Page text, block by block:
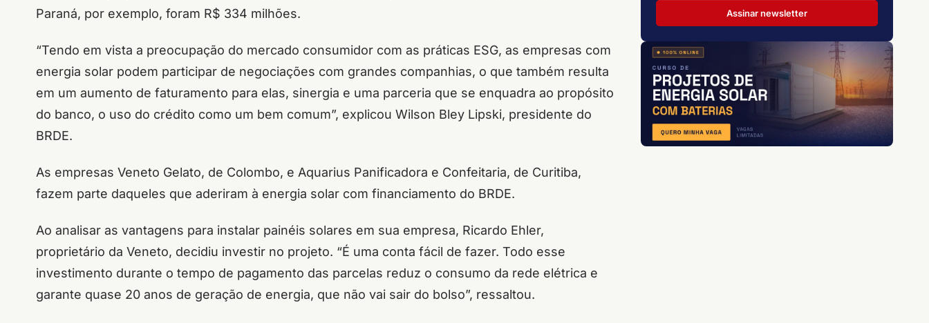
Paraná, por exemplo, foram R$ 334 milhões.
“Tendo em vista a preocupação do mercado consumidor com as práticas ESG, as empresas com
energia solar podem participar de negociações com grandes companhias, o que também resulta
em um aumento de faturamento para elas, sinergia e uma parceria que se enquadra ao propósito
do banco, o uso do crédito como um bem comum”, explicou Wilson Bley Lipski, presidente do
BRDE.
As empresas Veneto Gelato, de Colombo, e Aquarius Panificadora e Confeitaria, de Curitiba,
fazem parte daqueles que aderiram à energia solar com financiamento do BRDE.
Ao analisar as vantagens para instalar painéis solares em sua empresa, Ricardo Ehler,
proprietário da Veneto, decidiu investir no projeto. “É uma conta fácil de fazer. Todo esse
investimento durante o tempo de pagamento das parcelas reduz o consumo da rede elétrica e
garante quase 20 anos de geração de energia, que não vai sair do bolso”, ressaltou.
Assinar newsletter